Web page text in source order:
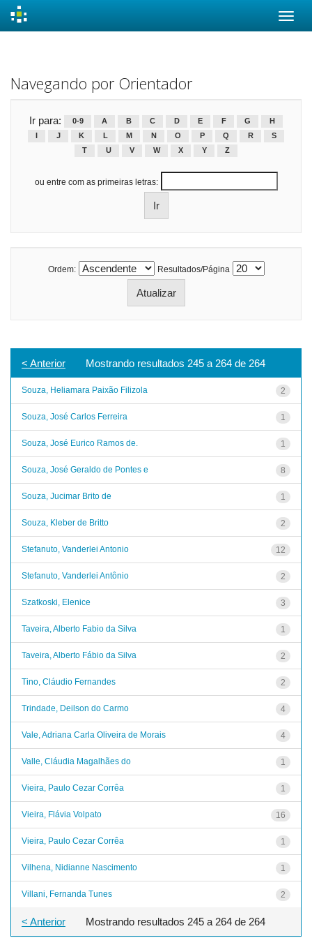
Navegando por Orientador
Ir para: 0-9 A B C D E F G
H
J K L M N O P Q R
S
T
U V W X Y Z
ou entre com as primeiras letras:
Ordem: Resultados/Página
Mostrando resultados 245 a 264 de 264
< Anterior
Souza, Heliamara Paixão Filizola 2
Souza, José Carlos Ferreira 1
Souza, José Eurico Ramos de. 1
Souza, José Geraldo de Pontes e 8
Souza, Jucimar Brito de 1
Souza, Kleber de Britto 2
Stefanuto, Vanderlei Antonio 12
Stefanuto, Vanderlei Antônio 2
Szatkoski, Elenice 3
Taveira, Alberto Fabio da Silva 1
Taveira, Alberto Fábio da Silva 2
Tino, Cláudio Fernandes 2
Trindade, Deilson do Carmo 4
Vale, Adriana Carla Oliveira de Morais 4
Valle, Cláudia Magalhães do 1
Vieira, Paulo Cezar Corrêa 1
Vieira, Flávia Volpato 16
Vieira, Paulo Cezar Corrêa 1
Vilhena, Nidianne Nascimento 1
Villani, Fernanda Tunes 2
Mostrando resultados 245 a 264 de 264
< Anterior